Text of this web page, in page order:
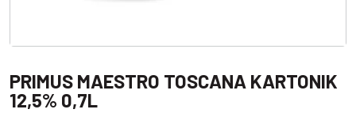
PRIMUS MAESTRO TOSCANA KARTONIK
12,5% 0,7L